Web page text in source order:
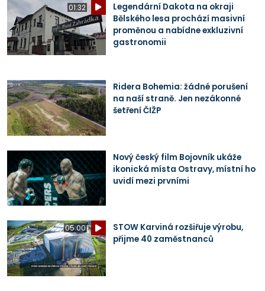
01:32
Legendární Dakota na okraji
Bělského lesa prochází masivní
proměnou a nabídne exkluzivní
gastronomii
Ridera Bohemia: žádné porušení
na naší straně. Jen nezákonné
šetření ČIŽP
Nový český film Bojovník ukáže
ikonická místa Ostravy, místní ho
uvidí mezi prvními
05:00
STOW Karviná rozšiřuje výrobu,
přijme 40 zaměstnanců